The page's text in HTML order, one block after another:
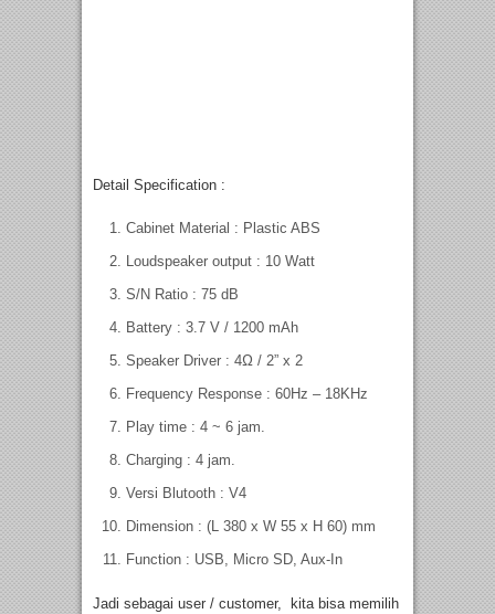
Detail Specification :
Cabinet Material : Plastic ABS
Loudspeaker output : 10 Watt
S/N Ratio : 75 dB
Battery : 3.7 V / 1200 mAh
Speaker Driver : 4Ω / 2” x 2
Frequency Response : 60Hz – 18KHz
Play time : 4 ~ 6 jam.
Charging : 4 jam.
Versi Blutooth : V4
Dimension : (L 380 x W 55 x H 60) mm
Function : USB, Micro SD, Aux-In
Jadi sebagai user / customer, kita bisa memilih